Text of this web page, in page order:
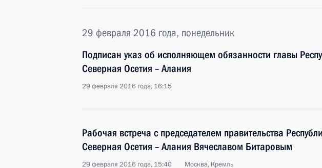
29 февраля 2016 года, понедельник
Подписан указ об исполняющем обязанности главы
Северная Осетия – Алания
29 февраля 2016 года, 16:15
Рабочая встреча с председателем правительства
Северная Осетия – Алания Вячеславом Битаровым
29 февраля 2016 года, 15:40 Москва, Кремль